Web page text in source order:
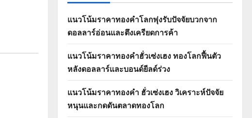
แนวโน้มราคาทองคำโลกพุ่งรับปัจจัยบวกจาก
ดอลลาร์อ่อนและตึงเครียดการค้า
แนวโน้มราคาทองคำฮั่วเซ่งเฮง ทองโลกฟื้นตัว
หลังดอลลาร์และบอนด์ยีลด์ร่วง
แนวโน้มราคาทองคำ ฮั่วเซ่งเฮง วิเคราะห์ปัจจัย
หนุนและกดดันตลาดทองโลก